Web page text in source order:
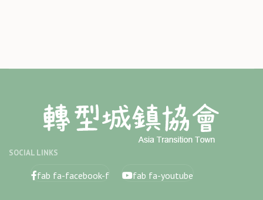
SOCIAL LINKS
fab fa-facebook-f fab fa-youtube